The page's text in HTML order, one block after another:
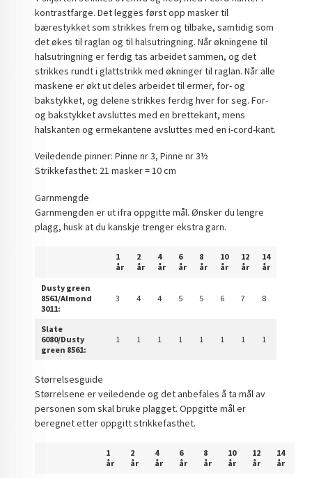
kontrastfarge. Det legges først opp masker til
bærestykket som strikkes frem og tilbake, samtidig som
det økes til raglan og til halsutringning. Når økningene til
halsutringning er ferdig tas arbeidet sammen, og det
strikkes rundt i glattstrikk med økninger til raglan. Når alle
maskene er økt ut deles arbeidet til ermer, for- og
bakstykket, og delene strikkes ferdig hver for seg. For-
og bakstykket avsluttes med en brettekant, mens
halskanten og ermekantene avsluttes med en i-cord-kant.
Veiledende pinner: Pinne nr 3, Pinne nr 3½
Strikkefasthet: 21 masker = 10 cm
Garnmengde
Garnmengden er ut ifra oppgitte mål. Ønsker du lengre
plagg, husk at du kanskje trenger ekstra garn.
1
år
2
år
4
år
6
år
8
år
10
år
12
år
14
år
Dusty green
8561/Almond
3011:
3 4 4 5 5 6 7 8
Slate
6080/Dusty
green 8561:
1 1 1 1 1 1 1 1
Størrelsesguide
Størrelsene er veiledende og det anbefales å ta mål av
personen som skal bruke plagget. Oppgitte mål er
beregnet etter oppgitt strikkefasthet.
1
år
2
år
4
år
6
år
8
år
10
år
12
år
14
år